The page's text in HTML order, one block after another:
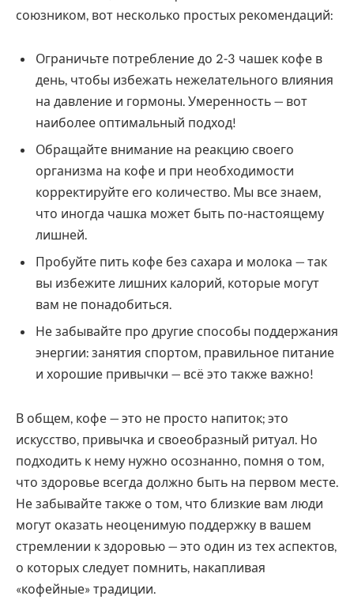
союзником, вот несколько простых рекомендаций:
Ограничьте потребление до 2-3 чашек кофе в
день, чтобы избежать нежелательного влияния
на давление и гормоны. Умеренность — вот
наиболее оптимальный подход!
Обращайте внимание на реакцию своего
организма на кофе и при необходимости
корректируйте его количество. Мы все знаем,
что иногда чашка может быть по-настоящему
лишней.
Пробуйте пить кофе без сахара и молока — так
вы избежите лишних калорий, которые могут
вам не понадобиться.
Не забывайте про другие способы поддержания
энергии: занятия спортом, правильное питание
и хорошие привычки — всё это также важно!
В общем, кофе — это не просто напиток; это
искусство, привычка и своеобразный ритуал. Но
подходить к нему нужно осознанно, помня о том,
что здоровье всегда должно быть на первом месте.
Не забывайте также о том, что близкие вам люди
могут оказать неоценимую поддержку в вашем
стремлении к здоровью — это один из тех аспектов,
о которых следует помнить, накапливая
«кофейные» традиции.